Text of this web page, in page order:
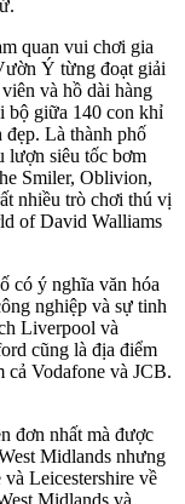
quan vui chơi gia
Ý từng đoạt giải
và hồ dài hàng
bộ giữa 140 con khỉ
Là thành phố
lượn siêu tốc bơm
Smiler, Oblivion,
nhiều trò chơi thú vị
of David Walliams
có ý nghĩa văn hóa
nghiệp và sự tinh
Liverpool và
cũng là địa điểm
cả Vodafone và JCB.
đơn nhất mà được
Midlands nhưng
Leicestershire về
Midlands và